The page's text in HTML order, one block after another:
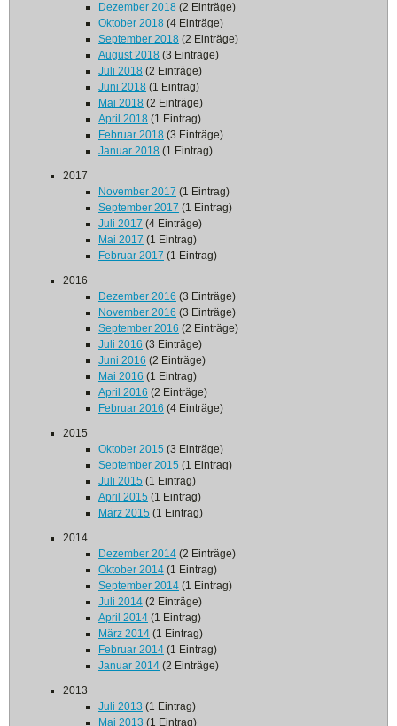
Dezember 2018 (2 Einträge)
Oktober 2018 (4 Einträge)
September 2018 (2 Einträge)
August 2018 (3 Einträge)
Juli 2018 (2 Einträge)
Juni 2018 (1 Eintrag)
Mai 2018 (2 Einträge)
April 2018 (1 Eintrag)
Februar 2018 (3 Einträge)
Januar 2018 (1 Eintrag)
2017
November 2017 (1 Eintrag)
September 2017 (1 Eintrag)
Juli 2017 (4 Einträge)
Mai 2017 (1 Eintrag)
Februar 2017 (1 Eintrag)
2016
Dezember 2016 (3 Einträge)
November 2016 (3 Einträge)
September 2016 (2 Einträge)
Juli 2016 (3 Einträge)
Juni 2016 (2 Einträge)
Mai 2016 (1 Eintrag)
April 2016 (2 Einträge)
Februar 2016 (4 Einträge)
2015
Oktober 2015 (3 Einträge)
September 2015 (1 Eintrag)
Juli 2015 (1 Eintrag)
April 2015 (1 Eintrag)
März 2015 (1 Eintrag)
2014
Dezember 2014 (2 Einträge)
Oktober 2014 (1 Eintrag)
September 2014 (1 Eintrag)
Juli 2014 (2 Einträge)
April 2014 (1 Eintrag)
März 2014 (1 Eintrag)
Februar 2014 (1 Eintrag)
Januar 2014 (2 Einträge)
2013
Juli 2013 (1 Eintrag)
Mai 2013 (1 Eintrag)